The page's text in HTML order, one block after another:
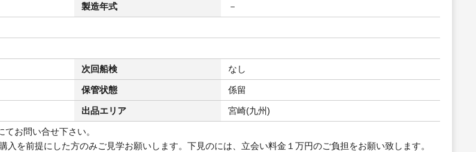
製造年式 －
次回船検 なし
保管状態 係留
出品エリア 宮崎(九州)
お問い合せ下さい。
入を前提にした方のみご見学お願いします。下見のには、立会い料金１万円のご負担をお願い致します。